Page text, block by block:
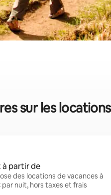
sur les
à partir de
des locations de vacances à
nuit, hors taxes et frais